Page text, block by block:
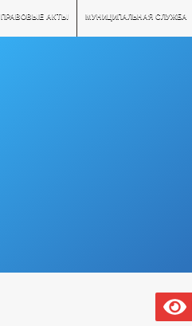
ПРАВОВЫЕ АКТЫ МУНИЦИПАЛЬНАЯ СЛУЖБА